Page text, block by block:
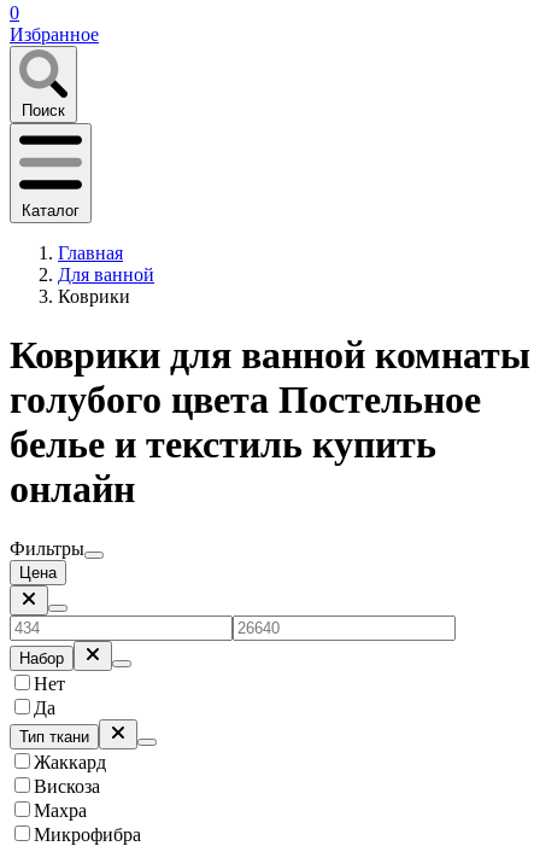
0
Избранное
Поиск
Каталог
Главная
Для ванной
Коврики
Коврики для ванной комнаты
голубого цвета Постельное
белье и текстиль купить
онлайн
Фильтры
Цена
Набор
Нет
Да
Тип ткани
Жаккард
Вискоза
Махра
Микрофибра